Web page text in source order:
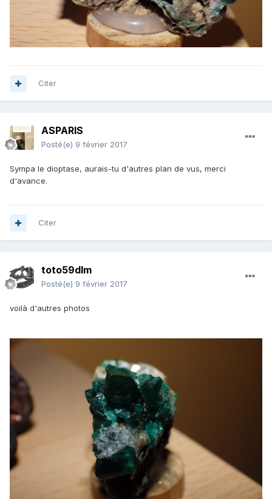
Citer
ASPARIS
Posté(e) 9 février 2017
Sympa le dioptase, aurais-tu d'autres plan de vus, merci
d'avance.
Citer
toto59dlm
Posté(e) 9 février 2017
voilà d'autres photos